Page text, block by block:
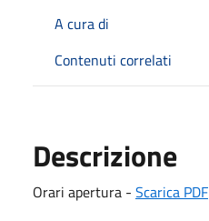
A cura di
Contenuti correlati
Descrizione
Orari apertura - Scarica PDF